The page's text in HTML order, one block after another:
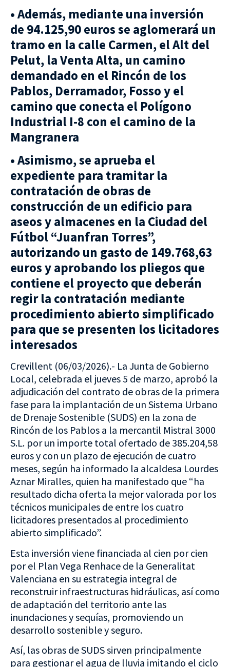
• Además, mediante una inversión
de 94.125,90 euros se aglomerará un
tramo en la calle Carmen, el Alt del
Pelut, la Venta Alta, un camino
demandado en el Rincón de los
Pablos, Derramador, Fosso y el
camino que conecta el Polígono
Industrial I-8 con el camino de la
Mangranera
• Asimismo, se aprueba el
expediente para tramitar la
contratación de obras de
construcción de un edificio para
aseos y almacenes en la Ciudad del
Fútbol “Juanfran Torres”,
autorizando un gasto de 149.768,63
euros y aprobando los pliegos que
contiene el proyecto que deberán
regir la contratación mediante
procedimiento abierto simplificado
para que se presenten los licitadores
interesados
Crevillent (06/03/2026).- La Junta de Gobierno
Local, celebrada el jueves 5 de marzo, aprobó la
adjudicación del contrato de obras de la primera
fase para la implantación de un Sistema Urbano
de Drenaje Sostenible (SUDS) en la zona de
Rincón de los Pablos a la mercantil Mistral 3000
S.L. por un importe total ofertado de 385.204,58
euros y con un plazo de ejecución de cuatro
meses, según ha informado la alcaldesa Lourdes
Aznar Miralles, quien ha manifestado que “ha
resultado dicha oferta la mejor valorada por los
técnicos municipales de entre los cuatro
licitadores presentados al procedimiento
abierto simplificado”.
Esta inversión viene financiada al cien por cien
por el Plan Vega Renhace de la Generalitat
Valenciana en su estrategia integral de
reconstruir infraestructuras hidráulicas, así como
de adaptación del territorio ante las
inundaciones y sequías, promoviendo un
desarrollo sostenible y seguro.
Así, las obras de SUDS sirven principalmente
para gestionar el agua de lluvia imitando el ciclo